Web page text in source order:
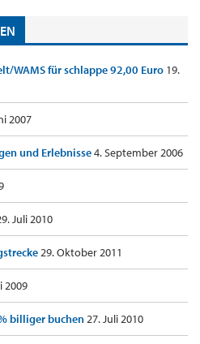
WAMS für schlappe 92,00 Euro 19.
2007
und Erlebnisse4. September 2006
Juli 2010
29. Oktober 2011
2009
billiger buchen27. Juli 2010